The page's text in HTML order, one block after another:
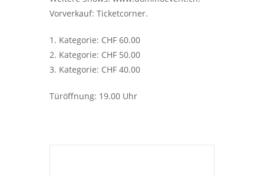
Vorverkauf: Ticketcorner.
1. Kategorie: CHF 60.00
2. Kategorie: CHF 50.00
3. Kategorie: CHF 40.00
Türöffnung: 19.00 Uhr